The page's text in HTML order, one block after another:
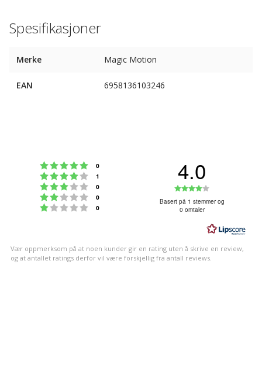
Spesifikasjoner
Merke Magic Motion
EAN 6958136103246
Karakter: 5 av 5 mulige
0
Karakter: 4 av 5 mulige
1
Karakter: 3 av 5 mulige
0
Karakter: 2 av 5 mulige
0
Karakter: 1 av 5 mulige
0
4.0
4.0
5
mulige
Basert på 1 stemmer og
0 omtaler
Vær oppmerksom på at noen kunder gir en rating uten å skrive en review,
og at antallet ratings derfor vil være forskjellig fra antall reviews.